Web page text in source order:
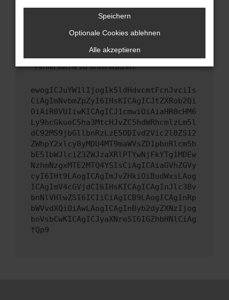
Wende dich an den Webseitenbetreiber.
Wenn du alle oben genannten Schritte versucht
hast, kontaktiere uns bitte. Wir werden
uns diesen Text schicken, um uns bei der
Fehlersuche zu unterstützen:
ewogICJuYW1lIjogIk5ldHdvcmtFcnJvciIs
CiAgImNvbmZpZyI6IHsKICAgICJtZXRob2Qi
OiAiR0VUIiwKICAgICJ1cmwiOiAiaHR0cHM6
Ly9hcGkueC5ha3MtcHJvZC5hdWRhcmlzLm5l
dC92MS9jbGllbnRzLzE5ODIvd2Vic2l0ZS12
ZWhpY2xlcy8yMDU4MT9maWVsZD1pbnRlcm5h
bE51bWJlciZ3ZWJzaXRlPTYwNjFkYTg1MDEw
NzhmNzgxMTE2MTQ4YSIsCiAgICAiaGVhZGVy
cyI6IHt9LAogICAgImJvZHkiOiBudWxsLAog
ICAgImV4cGVjdCI6IHsKICAgICAgInJlc3Bv
bnNlVHlwZSI6ICIiCiAgICB9LAogICAgInRp
bWVvdXQiOiAwLAogICAgInByb2dyZXNzIjog
bnVsbCwKICAgICJyaXNreSI6IGZhbHNlCiAg
fQp9
Speichern
Optionale Cookies ablehnen
Alle akzeptieren